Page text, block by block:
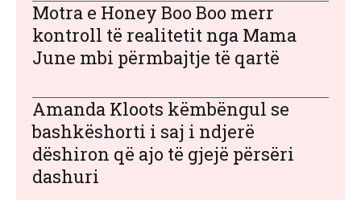
Motra e Honey Boo Boo merr
kontroll të realitetit nga Mama
June mbi përmbajtje të qartë
Amanda Kloots këmbëngul se
bashkëshorti i saj i ndjerë
dëshiron që ajo të gjejë përsëri
dashuri